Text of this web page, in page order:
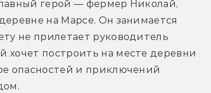
герой — фермер Николай,
на Марсе. Он занимается
не прилетает руководитель
построить на месте деревни
опасностей и приключений